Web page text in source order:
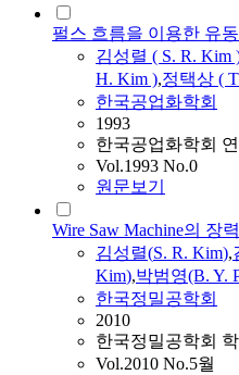
펄스 흐름을 이용한 유
김성렬 ( S. R. Kim
H. Kim ),정택상 (
한국공업화학회
1993
한국공업화학회
Vol.1993 No.0
원문보기
Wire Saw Machine의 장
김성렬(S. R. Kim),
Kim),박범영(B. Y.
한국정밀공학회
2010
한국정밀공학회
Vol.2010 No.5월